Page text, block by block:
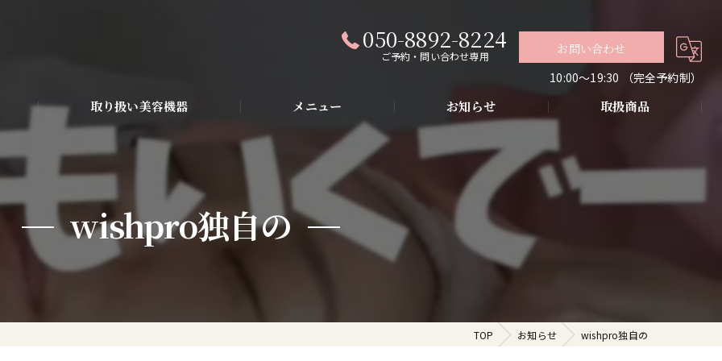
050-8892-8224
ご予約・問い合わせ専用
お問い合わせ
10:00〜19:30 （完全予約制）
取り扱い美容機器 メニュー
全身アンチエイジング
ピーリング・美容液導入・お肌の悩み改善
ダイエット・小顔・代謝アップ・肌質改善・リラクゼーション
お知らせ 取扱商品
wishpro独自の
TOP お知らせ wishpro独自の